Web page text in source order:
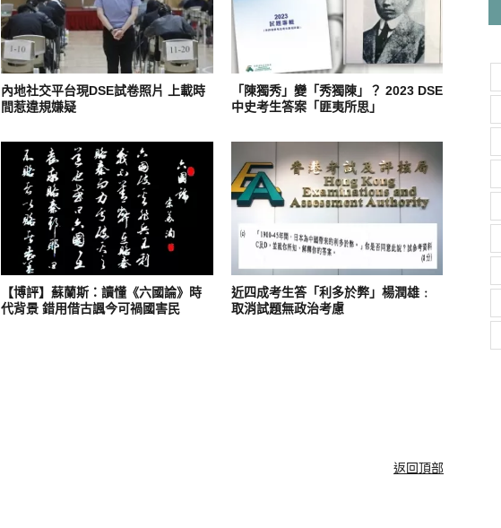
內地社交平台現DSE試卷照片 上載時
間惹違規嫌疑
「陳獨秀」變「秀獨陳」？ 2023 DSE
中史考生答案「匪夷所思」
【博評】蘇蘭斯：讀懂《六國論》時
代背景 錯用借古諷今可禍國害民
近四成考生答「利多於弊」楊潤雄﹕
取消試題無政治考慮
返回頂部